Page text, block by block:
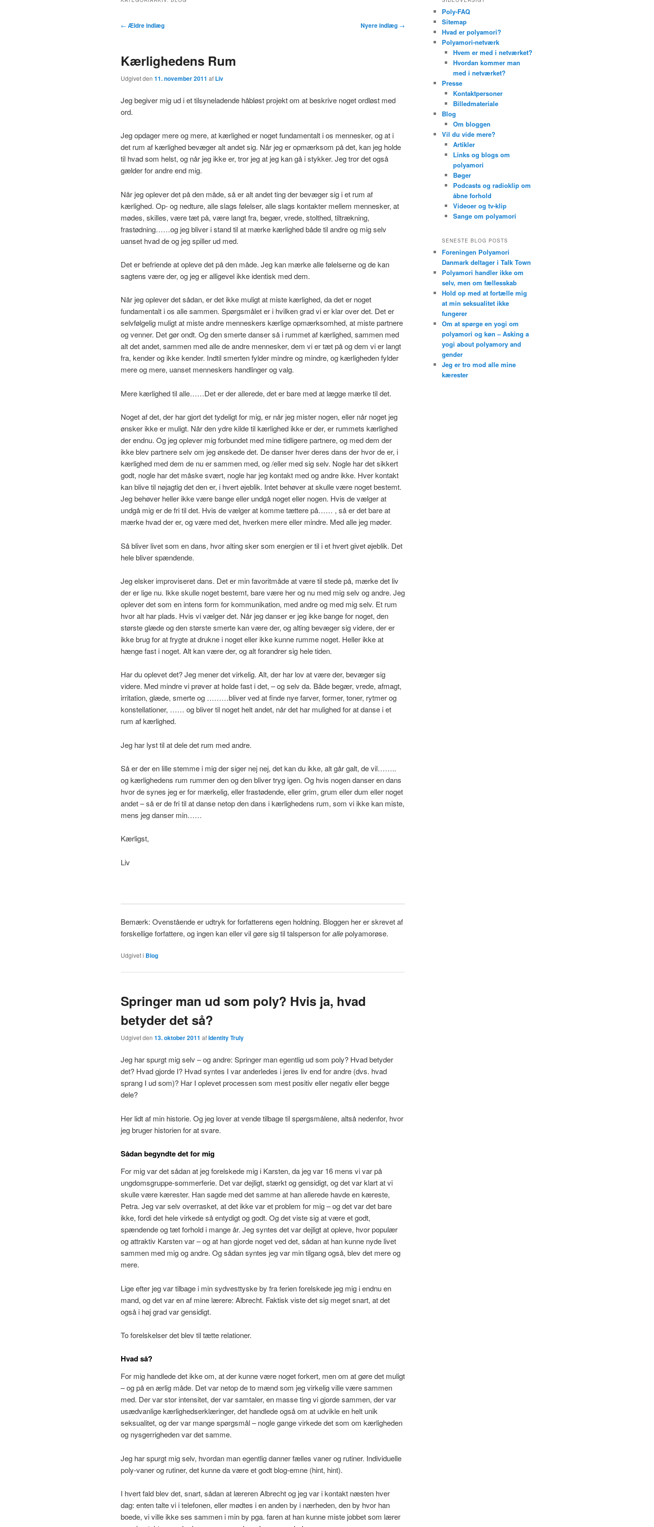
Indlægsnavigation
← Ældre indlæg Nyere indlæg →
Kærlighedens Rum
Udgivet den 11. november 2011 af Liv
Jeg begiver mig ud i et tilsyneladende håbløst projekt om at beskrive noget ordløst med
ord.
Jeg opdager mere og mere, at kærlighed er noget fundamentalt i os mennesker, og at i
det rum af kærlighed bevæger alt andet sig. Når jeg er opmærksom på det, kan jeg holde
til hvad som helst, og når jeg ikke er, tror jeg at jeg kan gå i stykker. Jeg tror det også
gælder for andre end mig.
Når jeg oplever det på den måde, så er alt andet ting der bevæger sig i et rum af
kærlighed. Op- og nedture, alle slags følelser, alle slags kontakter mellem mennesker, at
mødes, skilles, være tæt på, være langt fra, begær, vrede, stolthed, tiltrækning,
frastødning……og jeg bliver i stand til at mærke kærlighed både til andre og mig selv
uanset hvad de og jeg spiller ud med.
Det er befriende at opleve det på den måde. Jeg kan mærke alle følelserne og de kan
sagtens være der, og jeg er alligevel ikke identisk med dem.
Når jeg oplever det sådan, er det ikke muligt at miste kærlighed, da det er noget
fundamentalt i os alle sammen. Spørgsmålet er i hvilken grad vi er klar over det. Det er
selvfølgelig muligt at miste andre menneskers kærlige opmærksomhed, at miste partnere
og venner. Det gør ondt. Og den smerte danser så i rummet af kærlighed, sammen med
alt det andet, sammen med alle de andre mennesker, dem vi er tæt på og dem vi er langt
fra, kender og ikke kender. Indtil smerten fylder mindre og mindre, og kærligheden fylder
mere og mere, uanset menneskers handlinger og valg.
Mere kærlighed til alle……Det er der allerede, det er bare med at lægge mærke til det.
Noget af det, der har gjort det tydeligt for mig, er når jeg mister nogen, eller når noget jeg
ønsker ikke er muligt. Når den ydre kilde til kærlighed ikke er der, er rummets kærlighed
der endnu. Og jeg oplever mig forbundet med mine tidligere partnere, og med dem der
ikke blev partnere selv om jeg ønskede det. De danser hver deres dans der hvor de er, i
kærlighed med dem de nu er sammen med, og /eller med sig selv. Nogle har det sikkert
godt, nogle har det måske svært, nogle har jeg kontakt med og andre ikke. Hver kontakt
kan blive til nøjagtig det den er, i hvert øjeblik. Intet behøver at skulle være noget bestemt.
Jeg behøver heller ikke være bange eller undgå noget eller nogen. Hvis de vælger at
undgå mig er de fri til det. Hvis de vælger at komme tættere på…… , så er det bare at
mærke hvad der er, og være med det, hverken mere eller mindre. Med alle jeg møder.
Så bliver livet som en dans, hvor alting sker som energien er til i et hvert givet øjeblik. Det
hele bliver spændende.
Jeg elsker improviseret dans. Det er min favoritmåde at være til stede på, mærke det liv
der er lige nu. Ikke skulle noget bestemt, bare være her og nu med mig selv og andre. Jeg
oplever det som en intens form for kommunikation, med andre og med mig selv. Et rum
hvor alt har plads. Hvis vi vælger det. Når jeg danser er jeg ikke bange for noget, den
største glæde og den største smerte kan være der, og alting bevæger sig videre, der er
ikke brug for at frygte at drukne i noget eller ikke kunne rumme noget. Heller ikke at
hænge fast i noget. Alt kan være der, og alt forandrer sig hele tiden.
Har du oplevet det? Jeg mener det virkelig. Alt, der har lov at være der, bevæger sig
videre. Med mindre vi prøver at holde fast i det, – og selv da. Både begær, vrede, afmagt,
irritation, glæde, smerte og ………bliver ved at finde nye farver, former, toner, rytmer og
konstellationer, …… og bliver til noget helt andet, når det har mulighed for at danse i et
rum af kærlighed.
Jeg har lyst til at dele det rum med andre.
Så er der en lille stemme i mig der siger nej nej, det kan du ikke, alt går galt, de vil……..
og kærlighedens rum rummer den og den bliver tryg igen. Og hvis nogen danser en dans
hvor de synes jeg er for mærkelig, eller frastødende, eller grim, grum eller dum eller noget
andet – så er de fri til at danse netop den dans i kærlighedens rum, som vi ikke kan miste,
mens jeg danser min……
Kærligst,
Liv
Bemærk: Ovenstående er udtryk for forfatterens egen holdning. Bloggen her er skrevet af
forskellige forfattere, og ingen kan eller vil gøre sig til talsperson forallepolyamorøse.
Udgivet i Blog
Springer man ud som poly? Hvis ja, hvad
betyder det så?
Udgivet den 13. oktober 2011 afIdentity Truly
Jeg har spurgt mig selv – og andre: Springer man egentlig ud som poly? Hvad betyder
det? Hvad gjorde I? Hvad syntes I var anderledes i jeres liv end for andre (dvs. hvad
sprang I ud som)? Har I oplevet processen som mest positiv eller negativ eller begge
dele?
Her lidt af min historie. Og jeg lover at vende tilbage til spørgsmålene, altså nedenfor, hvor
jeg bruger historien for at svare.
Sådan begyndte det for mig
For mig var det sådan at jeg forelskede mig i Karsten, da jeg var 16 mens vi var på
ungdomsgruppe-sommerferie. Det var dejligt, stærkt og gensidigt, og det var klart at vi
skulle være kærester. Han sagde med det samme at han allerede havde en kæreste,
Petra. Jeg var selv overrasket, at det ikke var et problem for mig – og det var det bare
ikke, fordi det hele virkede så entydigt og godt. Og det viste sig at være et godt,
spændende og tæt forhold i mange år. Jeg syntes det var dejligt at opleve, hvor populær
og attraktiv Karsten var – og at han gjorde noget ved det, sådan at han kunne nyde livet
sammen med mig og andre. Og sådan syntes jeg var min tilgang også, blev det mere og
mere.
Lige efter jeg var tilbage i min sydvesttyske by fra ferien forelskede jeg mig i endnu en
mand, og det var en af mine lærere: Albrecht. Faktisk viste det sig meget snart, at det
også i høj grad var gensidigt.
To forelskelser det blev til tætte relationer.
Hvad så?
For mig handlede det ikke om, at der kunne være noget forkert, men om at gøre det muligt
– og på en ærlig måde. Det var netop de to mænd som jeg virkelig ville være sammen
med. Der var stor intensitet, der var samtaler, en masse ting vi gjorde sammen, der var
usædvanlige kærlighedserklæringer, det handlede også om at udvikle en helt unik
seksualitet, og der var mange spørgsmål – nogle gange virkede det som om kærligheden
og nysgerrigheden var det samme.
Jeg har spurgt mig selv, hvordan man egentlig danner fælles vaner og rutiner. Individuelle
poly-vaner og rutiner, det kunne da være et godt blog-emne (hint, hint).
I hvert fald blev det, snart, sådan at læreren Albrecht og jeg var i kontakt næsten hver
dag: enten talte vi i telefonen, eller mødtes i en anden by i nærheden, den by hvor han
boede, vi ville ikke ses sammen i min by pga. faren at han kunne miste jobbet som lærer
Poly-FAQ
Sitemap
Hvad er polyamori?
Polyamori-netværk
Hvem er med i netværket?
Hvordan kommer man
med i netværket?
Presse
Kontaktpersoner
Billedmateriale
Blog
Om bloggen
Vil du vide mere?
Artikler
Links og blogs om
polyamori
Bøger
Podcasts og radioklip om
åbne forhold
Videoer og tv-klip
Sange om polyamori
SENESTE BLOG POSTS
Foreningen Polyamori
Danmark deltager i Talk Town
Polyamori handler ikke om
selv, men om fællesskab
Hold op med at fortælle mig
at min seksualitet ikke
fungerer
Om at spørge en yogi om
polyamori og køn – Asking a
yogi about polyamory and
gender
Jeg er tro mod alle mine
kærester